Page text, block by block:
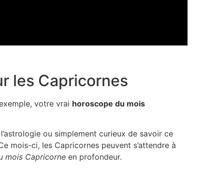
les Capricornes
votre vrai horoscope du mois
ou simplement curieux de savoir ce
mois-ci, les Capricornes peuvent s’attendre à
mois Capricorne en profondeur.